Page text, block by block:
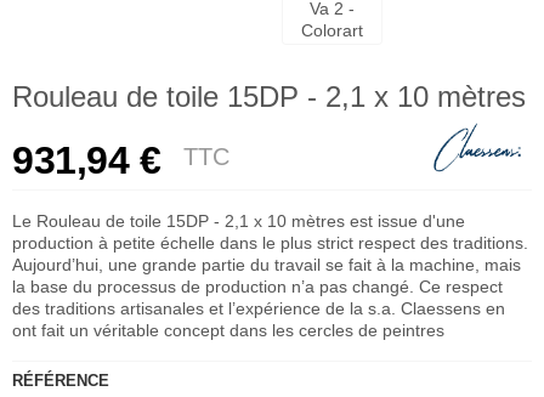
Rouleau de toile 15DP - 2,1 x 10 mètres
931,94 € TTC
Le Rouleau de toile 15DP - 2,1 x 10 mètres est issue d'une
production à petite échelle dans le plus strict respect des traditions.
Aujourd’hui, une grande partie du travail se fait à la machine, mais
la base du processus de production n’a pas changé. Ce respect
des traditions artisanales et l’expérience de la s.a. Claessens en
ont fait un véritable concept dans les cercles de peintres
RÉFÉRENCE